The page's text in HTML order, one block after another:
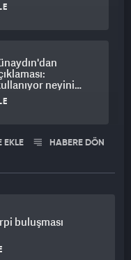
neyini
EKLE HABERE DÖN
buluşması